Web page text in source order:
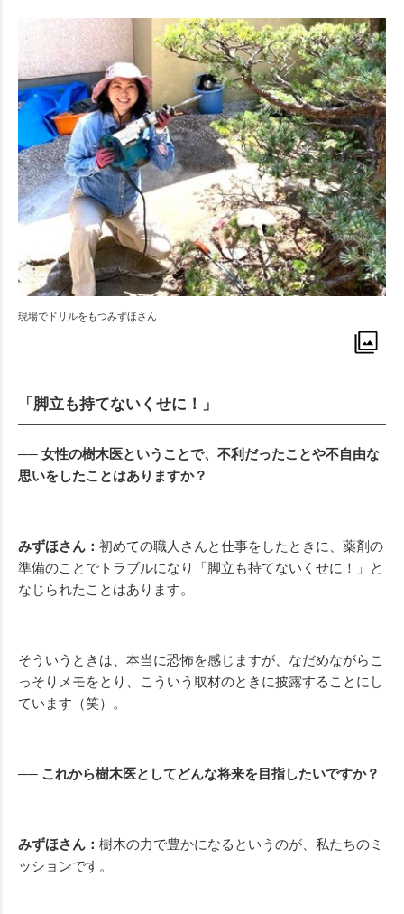
現場でドリルをもつみずほさん
「脚立も持てないくせに！」
── 女性の樹木医ということで、不利だったことや不自由な
思いをしたことはありますか？
みずほさん： 初めての職人さんと仕事をしたときに、薬剤の
準備のことでトラブルになり「脚立も持てないくせに！」と
なじられたことはあります。
そういうときは、本当に恐怖を感じますが、なだめながらこ
っそりメモをとり、こういう取材のときに披露することにし
ています（笑）。
── これから樹木医としてどんな将来を目指したいですか？
みずほさん： 樹木の力で豊かになるというのが、私たちのミ
ッションです。